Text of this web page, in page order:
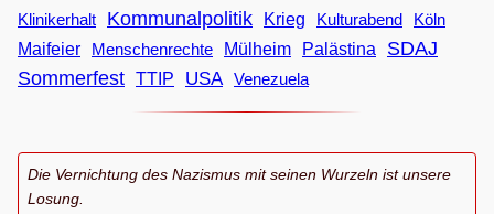
Klinikerhalt Kommunalpolitik Krieg Kulturabend
Köln
Maifeier
Menschenrechte Mülheim Palästina
SDAJ
Sommerfest TTIP USA Venezuela
Die Vernichtung des Nazismus mit seinen Wurzeln ist unsere
Losung.